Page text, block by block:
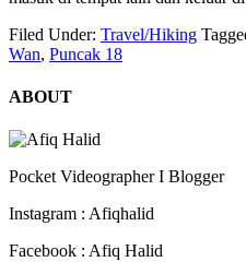
Filed Under: Travel/Hiking
Wan, Puncak 18
ABOUT
Pocket Videographer I Blogger
Instagram : Afiqhalid
Facebook : Afiq Halid